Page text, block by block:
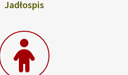
Jadłospis